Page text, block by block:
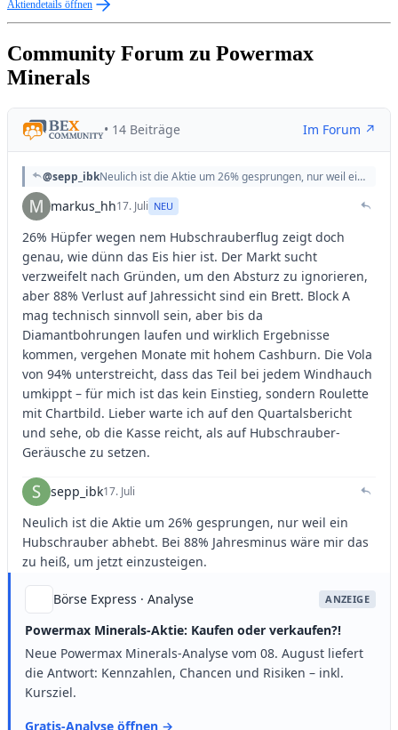
Aktiendetails öffnen
Community Forum zu Powermax
Minerals